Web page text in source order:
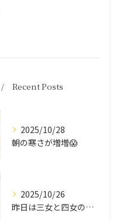
Recent Posts
2025/10/28
朝の寒さが増増😱
2025/10/26
昨日は三女と四女の運動会🥰